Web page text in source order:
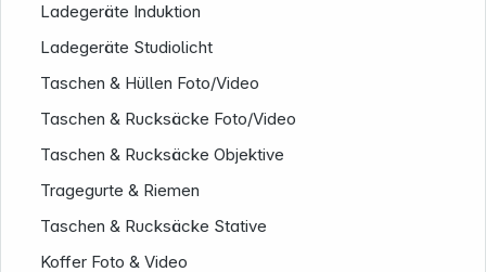
Ladegeräte Induktion
Ladegeräte Studiolicht
Taschen & Hüllen Foto/Video
Taschen & Rucksäcke Foto/Video
Taschen & Rucksäcke Objektive
Tragegurte & Riemen
Taschen & Rucksäcke Stative
Koffer Foto & Video